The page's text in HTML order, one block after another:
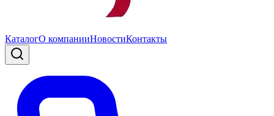
КаталогО компанииНовостиКонтакты